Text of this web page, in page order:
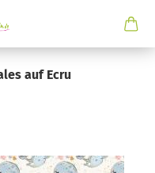
auf Ecru